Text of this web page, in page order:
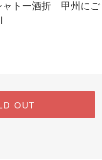
ャトー酒折 甲州にご
OUT